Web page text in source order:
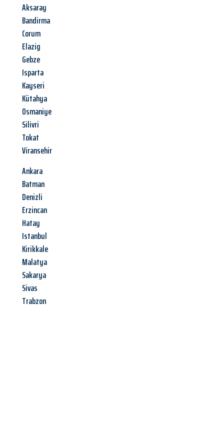
Aksaray
Bandirma
Corum
Elazig
Gebze
Isparta
Kayseri
Kütahya
Osmaniye
Silivri
Tokat
Viransehir
Ankara
Batman
Denizli
Erzincan
Hatay
Istanbul
Kirikkale
Malatya
Sakarya
Sivas
Trabzon